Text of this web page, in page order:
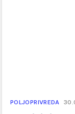
POLJOPRIVREDA